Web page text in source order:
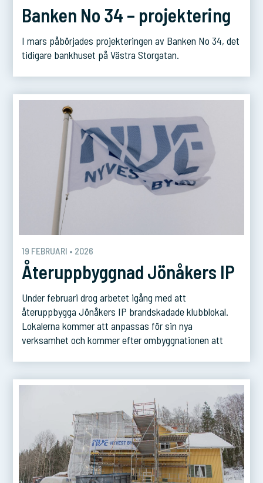
Banken No 34 – projektering
I mars påbörjades projekteringen av Banken No 34, det
tidigare bankhuset på Västra Storgatan.
19 FEBRUARI • 2026
Återuppbyggnad Jönåkers IP
Under februari drog arbetet igång med att
återuppbygga Jönåkers IP brandskadade klubblokal.
Lokalerna kommer att anpassas för sin nya
verksamhet och kommer efter ombyggnationen att